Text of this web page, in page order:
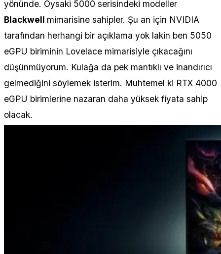
yönünde. Oysaki 5000 serisindeki modeller
Blackwell mimarisine sahipler. Şu an için NVIDIA
tarafından herhangi bir açıklama yok lakin ben 5050
eGPU biriminin Lovelace mimarisiyle çıkacağını
düşünmüyorum. Kulağa da pek mantıklı ve inandırıcı
gelmediğini söylemek isterim. Muhtemel ki RTX 4000
eGPU birimlerine nazaran daha yüksek fiyata sahip
olacak.